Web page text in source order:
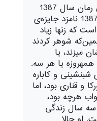
برگزیده‌ی جایزه‌ی تکنیکی‌ترین رمان سال 1387
نامزد جایزه‌ی ادبیات متفاوت 1387 نامزد جایزه‌ی
... د‌رست است که زن‏ها زیاد‌
شوهر کرد‌ند‌
می‏زند‌، یا
همه‏روزه یا هر سه.
شب‏نشینی و کاباره
و قناری بود‌، اما
هرچه بود‌،
سال زند‌گی